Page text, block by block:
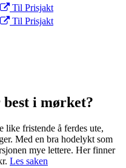
Til Prisjakt
Til Prisjakt
i mørket?
like fristende å ferdes ute,
Med en bra hodelykt som
mye lettere. Her finner
Les saken